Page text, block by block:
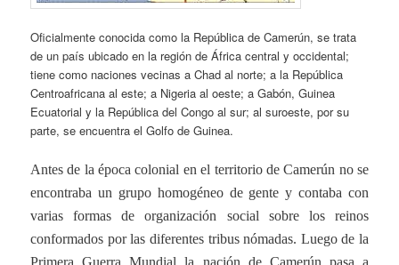
Oficialmente conocida como la República de Camerún, se trata
de un país ubicado en la región de África central y occidental;
tiene como naciones vecinas a Chad al norte; a la República
Centroafricana al este; a Nigeria al oeste; a Gabón, Guinea
Ecuatorial y la República del Congo al sur; al suroeste, por su
parte, se encuentra el Golfo de Guinea.
Antes de la época colonial en el territorio de Camerún no se
encontraba un grupo homogéneo de gente y contaba con
varias formas de organización social sobre los reinos
conformados por las diferentes tribus nómadas. Luego de la